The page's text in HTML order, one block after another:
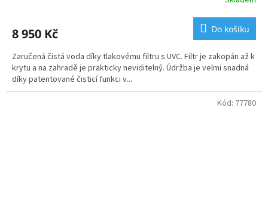
8 950 Kč Do košíku
Zaručená čistá voda díky tlakovému filtru s UVC. Filtr je zakopán až k
krytu a na zahradě je prakticky neviditelný. Údržba je velmi snadná
díky patentované čisticí funkci v...
Kód: 77780